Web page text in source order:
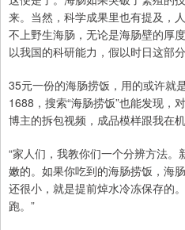
来。当然，科学成果里也有提及，
不上野生海肠，无论是海肠壁的厚
以我国的科研能力，假以时日这部
35元一份的海肠捞饭，用的或许就
1688，搜索“海肠捞饭”也能发现，
博主的拆包视频，成品模样跟我在
“家人们，我教你们一个分辨方法
嫩的。如果你吃到的海肠捞饭，海
还很小，就是提前焯水冷冻保存的
跑。”